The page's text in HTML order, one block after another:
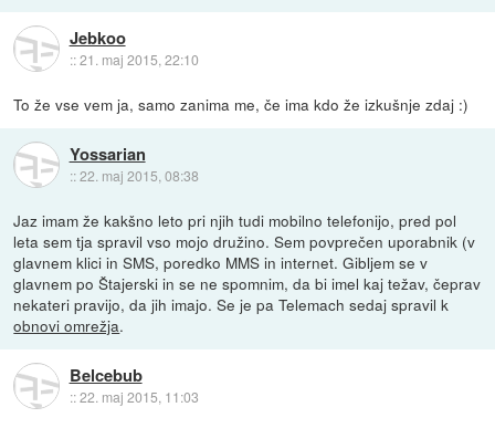
Jebkoo
::21. maj 2015, 22:10
To že vse vem ja, samo zanima me, če ima kdo že izkušnje zdaj :)
Yossarian
::22. maj 2015, 08:38
Jaz imam že kakšno leto pri njih tudi mobilno telefonijo, pred pol
leta sem tja spravil vso mojo družino. Sem povprečen uporabnik (v
glavnem klici in SMS, poredko MMS in internet. Gibljem se v
glavnem po Štajerski in se ne spomnim, da bi imel kaj težav, čeprav
nekateri pravijo, da jih imajo. Se je pa Telemach sedaj spravil k
obnovi omrežja.
Belcebub
::22. maj 2015, 11:03